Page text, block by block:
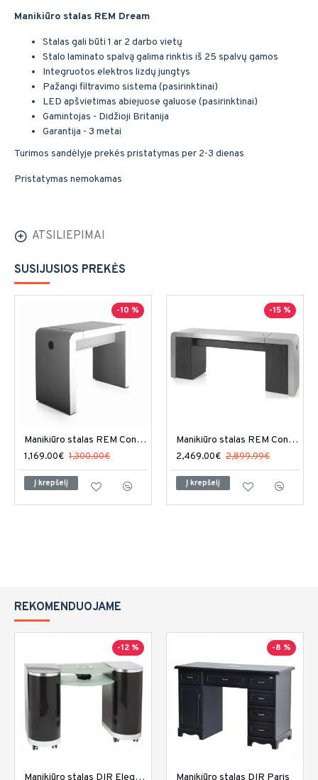
Manikiūro stalas REM Dream
Stalas gali būti 1 ar 2 darbo vietų
Stalo laminato spalvą galima rinktis iš 25 spalvų gamos
Integruotos elektros lizdų jungtys
Pažangi filtravimo sistema (pasirinktinai)
LED apšvietimas abiejuose galuose (pasirinktinai)
Gamintojas - Didžioji Britanija
Garantija - 3 metai
Turimos sandėlyje prekės pristatymas per 2-3 dienas
Pristatymas nemokamas
ATSILIEPIMAI
SUSIJUSIOS PREKĖS
-10 %
Manikiūro stalas REM Concorde
1,169.00€ 1,300.00€
Į krepšelį
-15 %
Manikiūro stalas REM Concorde dviejų darbo vietų su spintele
2,469.00€ 2,899.99€
Į krepšelį
REKOMENDUOJAME
-12 %
Manikiūro stalas DIR Eleganza
-8 %
Manikiūro stalas DIR Paris